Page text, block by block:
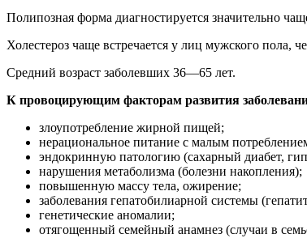
Полипозная форма диагностируется значительно
Холестероз чаще встречается у лиц мужского пола,
Средний возраст заболевших 36—65 лет.
К провоцирующим факторам развития
злоупотребление жирной пищей;
нерациональное питание с малым
эндокринную патологию (сахарный диабет,
нарушения метаболизма (болезни накопления);
повышенную массу тела, ожирение;
заболевания гепатобилиарной системы
генетические аномалии;
отягощенный семейный анамнез (случаи в